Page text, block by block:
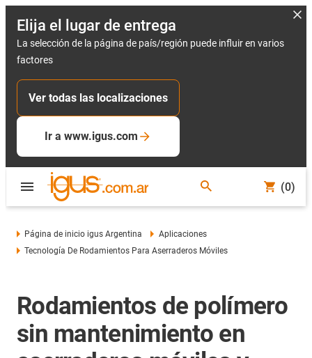
Elija el lugar de entrega
La selección de la página de país/región puede influir en varios
factores
Ver todas las localizaciones
Ir a www.igus.com
(0)
Página de inicio igus Argentina
Aplicaciones
Tecnología De Rodamientos Para Aserraderos Móviles
Rodamientos de polímero
sin mantenimiento en